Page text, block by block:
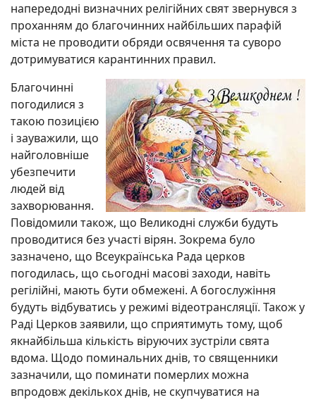
напередодні визначних релігійних свят звернувся з
проханням до благочинних найбільших парафій
міста не проводити обряди освячення та суворо
дотримуватися карантинних правил.
Благочинні
погодилися з
такою позицією
і зауважили, що
найголовніше
убезпечити
людей від
захворювання.
Повідомили також, що Великодні служби будуть
проводитися без участі вірян. Зокрема було
зазначено, що Всеукраїнська Рада церков
погодилась, що сьогодні масові заходи, навіть
регілійні, мають бути обмежені. А богослужіння
будуть відбуватись у режимі відеотрансляції. Також у
Раді Церков заявили, що сприятимуть тому, щоб
якнайбільша кількість віруючих зустріли свята
вдома. Щодо поминальних днів, то священники
зазначили, що поминати померлих можна
впродовж декількох днів, не скупчуватися на